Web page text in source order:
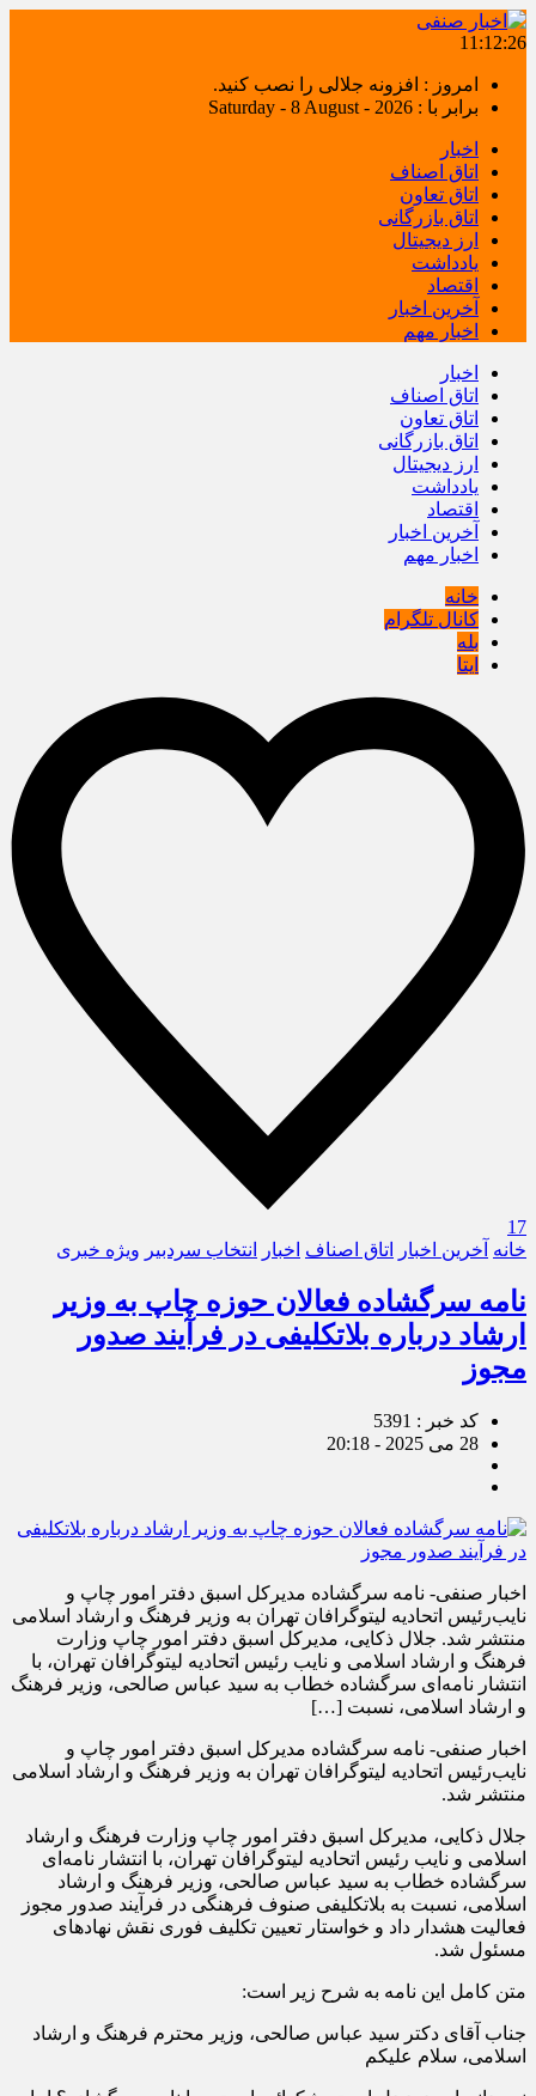
11:12:26
امروز : افزونه جلالی را نصب کنید.
برابر با : Saturday - 8 August - 2026
اخبار
اتاق اصناف
اتاق تعاون
اتاق بازرگانی
ارز دیجیتال
یادداشت
اقتصاد
آخرین اخبار
اخبار مهم
اخبار
اتاق اصناف
اتاق تعاون
اتاق بازرگانی
ارز دیجیتال
یادداشت
اقتصاد
آخرین اخبار
اخبار مهم
خانه
کانال تلگرام
بله
ایتا
17
خانه آخرین اخبار اتاق اصناف اخبار انتخاب سردبیر ویژه خبری
نامه سرگشاده فعالان حوزه چاپ به وزیر
ارشاد درباره بلاتکلیفی در فرآیند صدور
مجوز
کد خبر : 5391
28 می 2025 - 20:18
اخبار صنفی- نامه سرگشاده مدیرکل اسبق دفتر امور چاپ و
نایب‌رئیس اتحادیه لیتوگرافان تهران به وزیر فرهنگ و ارشاد اسلامی
منتشر شد. جلال ذکایی، مدیرکل اسبق دفتر امور چاپ وزارت
فرهنگ و ارشاد اسلامی و نایب رئیس اتحادیه لیتوگرافان تهران، با
انتشار نامه‌ای سرگشاده خطاب به سید عباس صالحی، وزیر فرهنگ
و ارشاد اسلامی، نسبت […]
اخبار صنفی- نامه سرگشاده مدیرکل اسبق دفتر امور چاپ و
نایب‌رئیس اتحادیه لیتوگرافان تهران به وزیر فرهنگ و ارشاد اسلامی
منتشر شد.
جلال ذکایی، مدیرکل اسبق دفتر امور چاپ وزارت فرهنگ و ارشاد
اسلامی و نایب رئیس اتحادیه لیتوگرافان تهران، با انتشار نامه‌ای
سرگشاده خطاب به سید عباس صالحی، وزیر فرهنگ و ارشاد
اسلامی، نسبت به بلاتکلیفی صنوف فرهنگی در فرآیند صدور مجوز
فعالیت هشدار داد و خواستار تعیین تکلیف فوری نقش نهاد‌های
مسئول شد.
متن کامل این نامه به شرح زیر است:
جناب آقای دکتر سید عباس صالحی، وزیر محترم فرهنگ و ارشاد
اسلامی، سلام علیکم